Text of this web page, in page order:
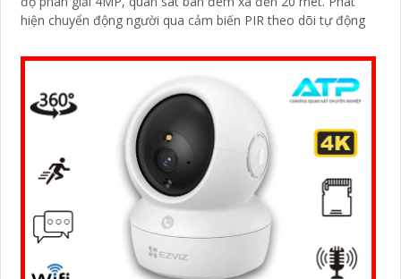
hiện chuyển động người qua cảm biến PIR theo dõi tự động